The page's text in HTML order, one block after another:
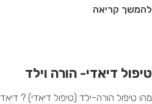
להמשך קריאה
טיפול דיאדי- הורה וילד
מהו טיפול הורה-ילד (טיפול דיאדי) ?